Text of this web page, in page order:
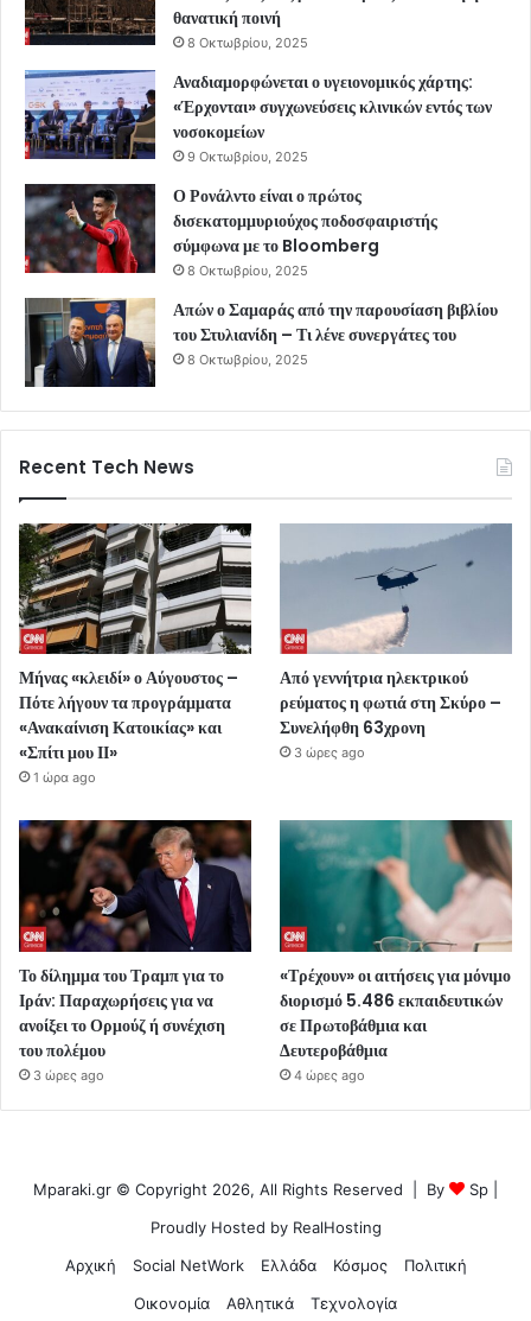
θανατική ποινή
8 Οκτωβρίου, 2025
Αναδιαμορφώνεται ο υγειονομικός χάρτης:
«Έρχονται» συγχωνεύσεις κλινικών εντός των
νοσοκομείων
9 Οκτωβρίου, 2025
Ο Ρονάλντο είναι ο πρώτος
δισεκατομμυριούχος ποδοσφαιριστής
σύμφωνα με το Bloomberg
8 Οκτωβρίου, 2025
Απών ο Σαμαράς από την παρουσίαση βιβλίου
του Στυλιανίδη – Τι λένε συνεργάτες του
8 Οκτωβρίου, 2025
Recent Tech News
Μήνας «κλειδί» ο Αύγουστος –
Πότε λήγουν τα προγράμματα
«Ανακαίνιση Κατοικίας» και
«Σπίτι μου ΙΙ»
1 ώρα ago
Από γεννήτρια ηλεκτρικού
ρεύματος η φωτιά στη Σκύρο –
Συνελήφθη 63χρονη
3 ώρες ago
Το δίλημμα του Τραμπ για το
Ιράν: Παραχωρήσεις για να
ανοίξει το Ορμούζ ή συνέχιση
του πολέμου
3 ώρες ago
«Τρέχουν» οι αιτήσεις για μόνιμο
διορισμό 5.486 εκπαιδευτικών
σε Πρωτοβάθμια και
Δευτεροβάθμια
4 ώρες ago
Mparaki.gr © Copyright 2026, All Rights Reserved | By Sp
Proudly Hosted by RealHosting
Αρχική
Social NetWork Ελλάδα Κόσμος
Πολιτική
Οικονομία
Αθλητικά Τεχνολογία